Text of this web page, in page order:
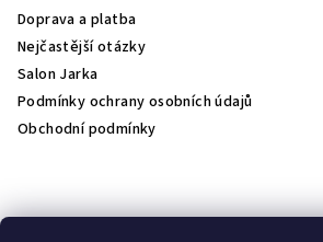
Doprava a platba
Nejčastější otázky
Salon Jarka
Podmínky ochrany osobních údajů
Obchodní podmínky